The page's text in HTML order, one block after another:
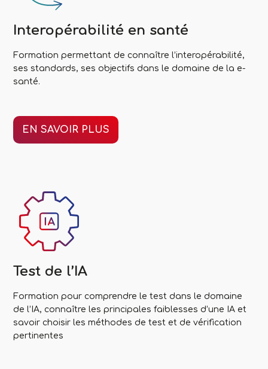
Interopérabilité en santé
Formation permettant de connaître l’interopérabilité,
ses standards, ses objectifs dans le domaine de la e-
santé.
EN SAVOIR PLUS
Test de l’IA
Formation pour comprendre le test dans le domaine
de l’IA, connaître les principales faiblesses d’une IA et
savoir choisir les méthodes de test et de vérification
pertinentes